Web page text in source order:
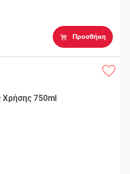
Προσθήκη
Χρήσης 750ml